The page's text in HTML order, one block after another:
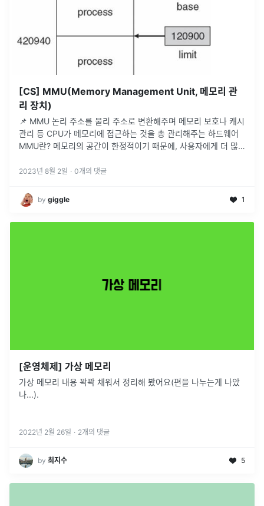
[CS] MMU(Memory Management Unit, 메모리 관
리 장치)
📌 MMU 논리 주소를 물리 주소로 변환해주며 메모리 보호나 캐시
관리 등 CPU가 메모리에 접근하는 것을 총 관리해주는 하드웨어
MMU란? 메모리의 공간이 한정적이기 때문에, 사용자에게 더 많
가상...
2023년 8월 2일 · 0개의 댓글
by giggle 1
[운영체제] 가상 메모리
가상 메모리 내용 꽉꽉 채워서 정리해 봤어요(편을 나누는게 나았
나...).
2022년 2월 26일 · 2개의 댓글
by 최지수 5